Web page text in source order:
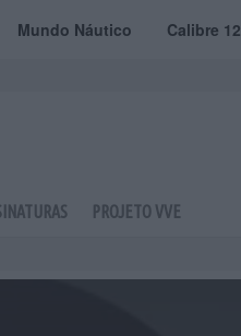
Mundo Náutico Calibre 12
PROJETO VVE